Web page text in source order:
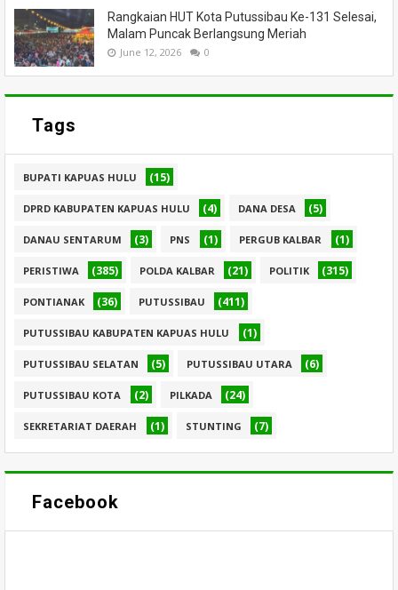
Rangkaian HUT Kota Putussibau Ke-131 Selesai,
Malam Puncak Berlangsung Meriah
June 12, 2026 0
Tags
BUPATI KAPUAS HULU (15)
DPRD KABUPATEN KAPUAS HULU (4) DANA DESA (5)
DANAU SENTARUM (3) PNS (1) PERGUB KALBAR (1)
PERISTIWA (385) POLDA KALBAR (21) POLITIK (315)
PONTIANAK (36) PUTUSSIBAU (411)
PUTUSSIBAU KABUPATEN KAPUAS HULU (1)
PUTUSSIBAU SELATAN (5) PUTUSSIBAU UTARA (6)
PUTUSSIBAU KOTA (2) PILKADA (24)
SEKRETARIAT DAERAH (1) STUNTING (7)
Facebook